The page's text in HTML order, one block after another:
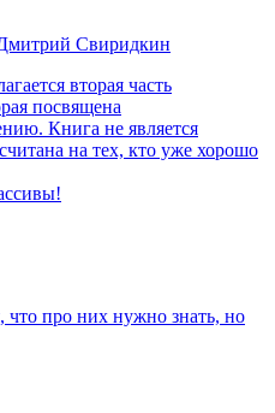
Свиридкин
вторая часть
посвящена
Книга не является
на тех, кто уже хорошо
про них нужно знать, но